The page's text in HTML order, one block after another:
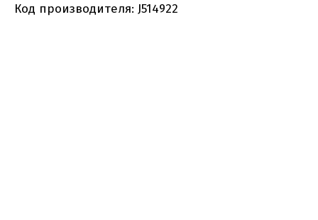
Код производителя: J514922